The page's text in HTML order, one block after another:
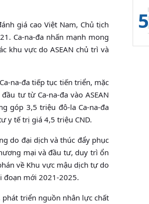
giá cao Việt Nam, Chủ tịch
Ca-na-đa nhấn mạnh mong
khu vực do ASEAN chủ trì và
na-đa tiếp tục tiến triển, mặc
tư từ Ca-na-đa vào ASEAN
góp 3,5 triệu đô-la Ca-na-đa
y tế trị giá 4,5 triệu CND.
do đại dịch và thúc đẩy phục
mại và đầu tư, duy trì ổn
về Khu vực mậu dịch tự do
đoạn mới 2021-2025.
phát triển nguồn nhân lực chất
5